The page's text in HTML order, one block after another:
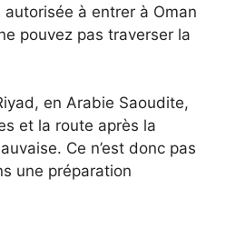
autorisée à entrer à Oman
pouvez pas traverser la
en Arabie Saoudite,
et la route après la
Ce n’est donc pas
une préparation